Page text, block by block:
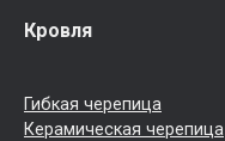
Кровля
Гибкая черепица
Керамическая черепица